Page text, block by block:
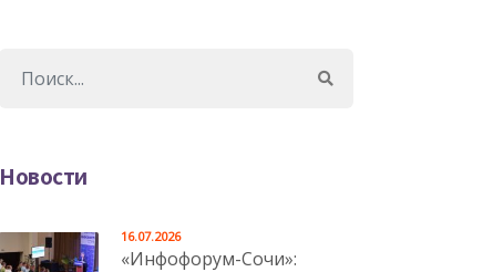
Новости
«Инфофорум-Сочи»:
16.07.2026